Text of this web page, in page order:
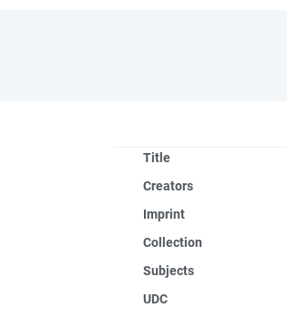
Title
Creators
Imprint
Collection
Subjects
UDC